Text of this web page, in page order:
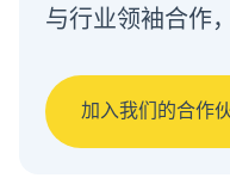
与行业领袖合作
加入我们的合作